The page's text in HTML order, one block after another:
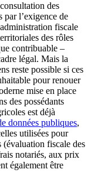
des
par l’exigence de
fiscale
des rôles
contribuable –
légal. Mais la
reste possible si ces
pour renouer
mise en place
des possédants
est déjà
données publiques,
utilisées pour
fiscale des
notariés, aux prix
également être